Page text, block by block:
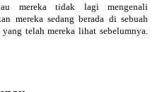
mereka tidak lagi mengenali
mereka sedang berada di sebuah
telah mereka lihat sebelumnya.